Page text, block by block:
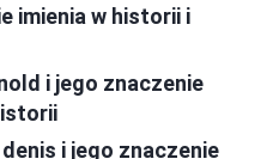
imienia w historii i
i jego znaczenie
i jego znaczenie